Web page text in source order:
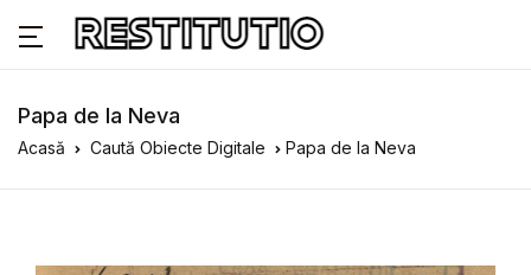
Papa de la Neva
Acasă Caută Obiecte Digitale Papa de la Neva